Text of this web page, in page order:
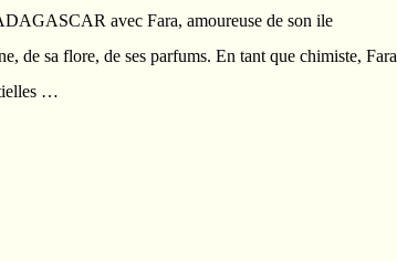
avec Fara, amoureuse de son ile
de sa flore, de ses parfums. En tant que chimiste, Fara
…